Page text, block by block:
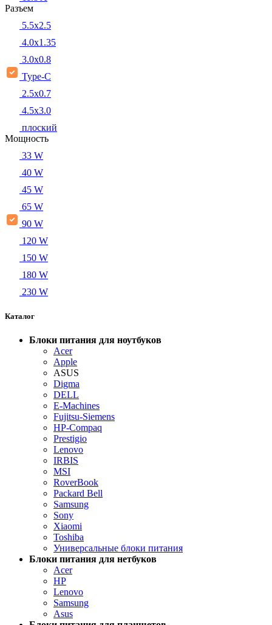
Разъем
5.5x2.5
4.0x1.35
3.0x0.8
Type-C
2.5x0.7
4.5x3.0
плоский
Мощность
33 W
40 W
45 W
65 W
90 W
120 W
150 W
180 W
230 W
Каталог
Блоки питания для ноутбуков
Acer
Apple
ASUS
Digma
DELL
E-Machines
Fujitsu-Siemens
HP-Compaq
Prestigio
Lenovo
IRBIS
MSI
RoverBook
Packard Bell
Samsung
Sony
Xiaomi
Toshiba
Универсальные блоки питания
Блоки питания для нетбуков
Acer
HP
Lenovo
Samsung
Asus